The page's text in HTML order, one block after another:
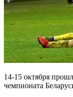
14-15 октября
чемпионата